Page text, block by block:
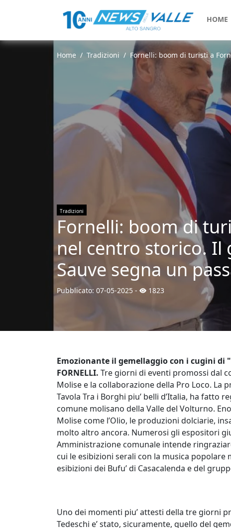
HOME
Home Tradizioni Fornelli: boom di turisti a
Tradizioni
Fornelli: boom di
nel centro storico. Il
Sauve segna un
Pubblicato: 07-05-2025 - 1823
Emozionante il gemellaggio con i cugini di
FORNELLI. Tre giorni di eventi promossi dal
Molise e la collaborazione della Pro Loco. La
Tavola Tra i Borghi piu’ belli d’Italia, ha fatto
comune molisano della Valle del Volturno.
Molise come l’Olio, le produzioni dolciarie,
molto altro ancora. Numerosi gli espositori
Amministrazione comunale intende
cui le esibizioni serali con la musica
esibizioni dei Bufu’ di Casacalenda e del
Uno dei momenti piu’ attesti della tre giorni
Tedeschi e’ stato, sicuramente, quello del